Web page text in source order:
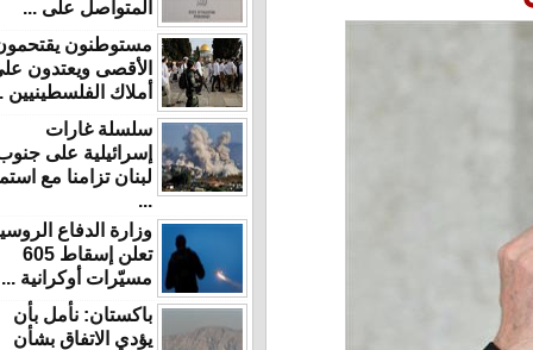
المتواصل على ...
مستوطنون يقتحمون
الأقصى ويعتدون على
أملاك الفلسطينيين ...
سلسلة غارات
إسرائيلية على جنوب
لبنان تزامنا مع استمرار
...
وزارة الدفاع الروسية
تعلن إسقاط 605
مسيّرات أوكرانية ...
باكستان: نأمل بأن
يؤدي الاتفاق بشأن